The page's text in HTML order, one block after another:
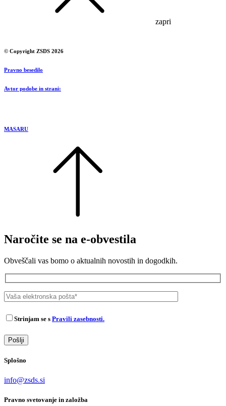
zapri
© Copyright ZSDS 2026
Pravno besedilo
Avtor podobe in strani:
MASARU
Naročite se na e-obvestila
Obveščali vas bomo o aktualnih novostih in dogodkih.
Strinjam se s Pravili zasebnosti.
Splošno
info@zsds.si
Pravno svetovanje in založba